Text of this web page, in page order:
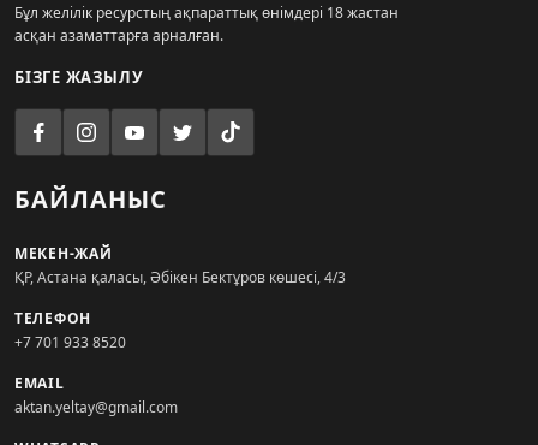
Бұл желілік ресурстың ақпараттық өнімдері 18 жастан
асқан азаматтарға арналған.
БІЗГЕ ЖАЗЫЛУ
БАЙЛАНЫС
МЕКЕН-ЖАЙ
ҚР, Астана қаласы, Әбікен Бектұров көшесі, 4/3
ТЕЛЕФОН
+7 701 933 8520
EMAIL
aktan.yeltay@gmail.com